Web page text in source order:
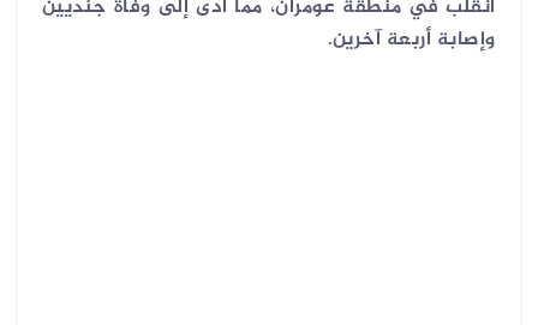
انقلب في منطقة عومران، مما أدى إلى وفاة جنديين
وإصابة أربعة آخرين.